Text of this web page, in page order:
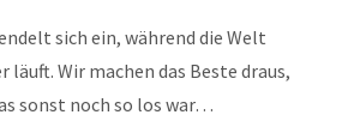
sich ein, während die Welt
läuft. Wir machen das Beste draus,
sonst noch so los war…